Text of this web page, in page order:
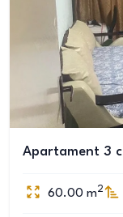
Apartament 3
60.00 m2